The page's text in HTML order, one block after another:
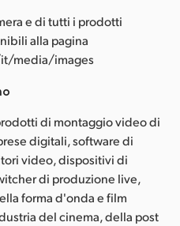
e di tutti i prodotti
alla pagina
media/images
di montaggio video di
digitali, software di
video, dispositivi di
di produzione live,
forma d'onda e film
del cinema, della post